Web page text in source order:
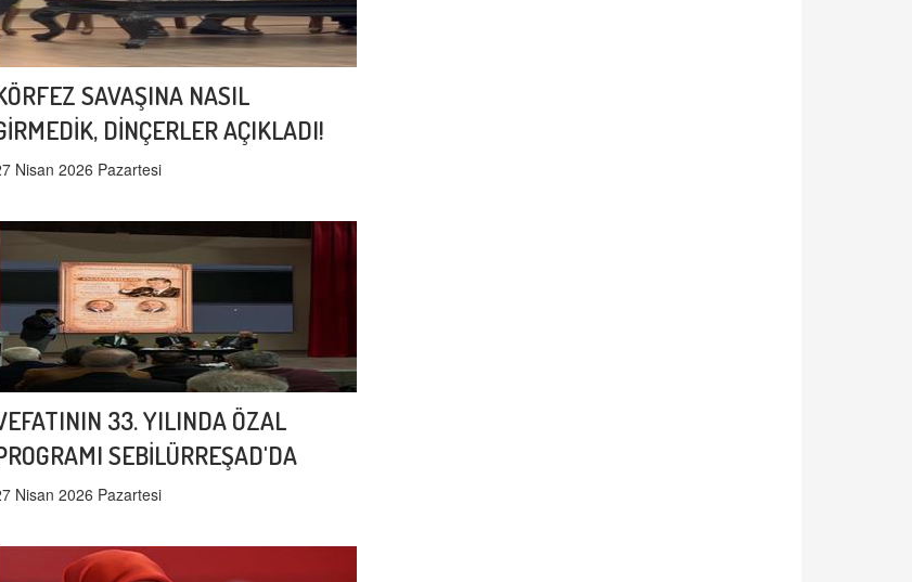
SAVAŞINA NASIL
DİNÇERLER AÇIKLADI!
Nisan 2026 Pazartesi
33. YILINDA ÖZAL
SEBİLÜRREŞAD'DA
Nisan 2026 Pazartesi